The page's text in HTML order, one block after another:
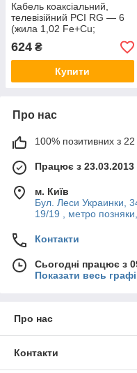
Кабель коаксіальний,
телевізійний PCI RG — 6
(жила 1,02 Fe+Cu;
обплетення 48x0,12 мм
Al; фольга Al) 100 м.
624 ₴
Купити
Про нас
100% позитивних з 22
Працює з 23.03.2013
м. Київ
Бул. Леси Украинки,
19/19 , метро
Контакти
Сьогодні працює з
Показати весь
Про нас
Контакти